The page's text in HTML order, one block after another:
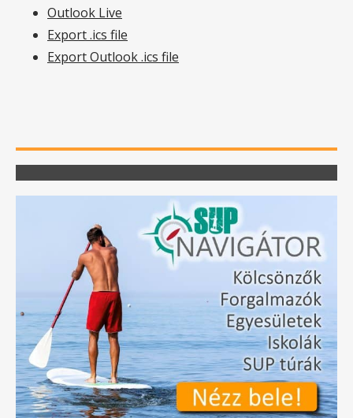
Outlook Live
Export .ics file
Export Outlook .ics file